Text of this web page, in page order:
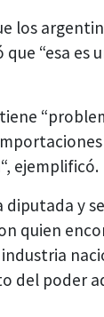
los
“esa es
“, ejemplificó.
diputada y
quien
del poder